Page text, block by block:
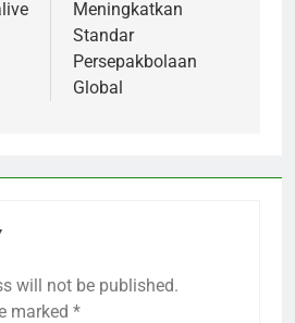
Meningkatkan
Standar
Persepakbolaan
Global
will not be published.
marked *